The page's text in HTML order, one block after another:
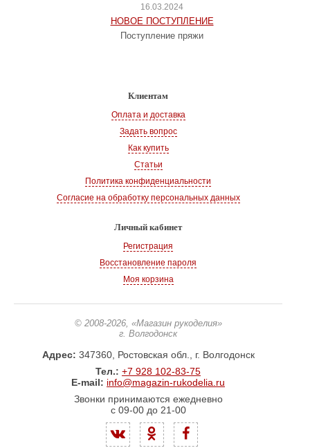
16.03.2024
НОВОЕ ПОСТУПЛЕНИЕ
Поступление пряжи
Клиентам
Оплата и доставка
Задать вопрос
Как купить
Статьи
Политика конфиденциальности
Согласие на обработку персональных данных
Личный кабинет
Регистрация
Восстановление пароля
Моя корзина
© 2008-2026, «Магазин рукоделия»
г. Волгодонск
Адрес: 347360, Ростовская обл., г. Волгодонск
Тел.: +7 928 102-83-75
E-mail: info@magazin-rukodelia.ru
Звонки принимаются ежедневно
с 09-00 до 21-00